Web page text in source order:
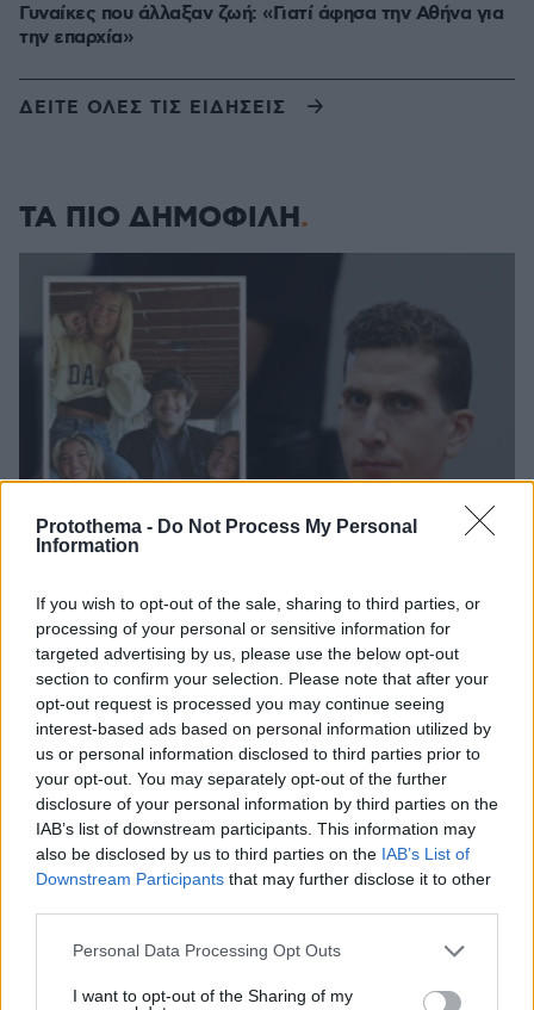
Protothema - Do Not Process My Personal
Information
If you wish to opt-out of the sale, sharing to third parties, or
processing of your personal or sensitive information for
targeted advertising by us, please use the below opt-out
section to confirm your selection. Please note that after your
opt-out request is processed you may continue seeing
interest-based ads based on personal information utilized by
us or personal information disclosed to third parties prior to
your opt-out. You may separately opt-out of the further
disclosure of your personal information by third parties on the
IAB’s list of downstream participants. This information may
also be disclosed by us to third parties on the IAB’s List of
Downstream Participants that may further disclose it to other
Please note that this website/app uses one or more Google
not limited to your visit or usage behaviour. You may click to
Personal Data Processing Opt Outs
I want to opt-out of the Sharing of my
Γυναίκες που άλλαξαν ζωή: «Γιατί άφησα την Αθήνα για
την επαρχία»
ΔΕΙΤΕ ΟΛΕΣ ΤΙΣ ΕΙΔΗΣΕΙΣ
ΤΑ ΠΙΟ ΔΗΜΟΦΙΛΗ
Το σπίτι του τρόμου στο Άινταχο: Η νύχτα που
τέσσερις φοιτητές δολοφονήθηκαν μέσα σε λίγα
λεπτά
09.08.2026, 08:33